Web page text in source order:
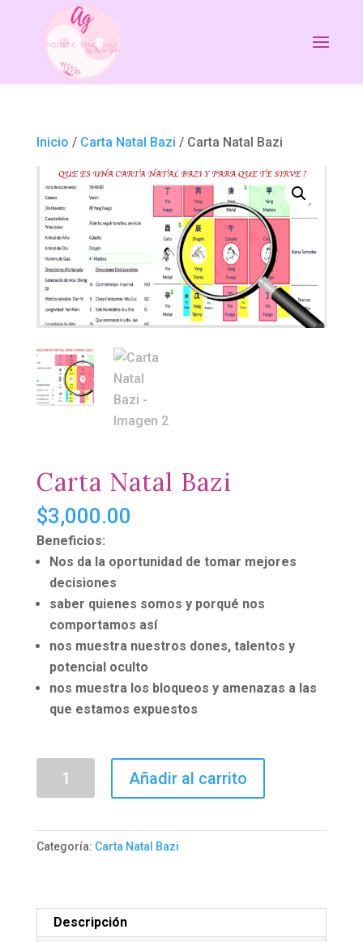
Inicio / Carta Natal Bazi / Carta Natal Bazi
Carta Natal Bazi
$3,000.00
Beneficios:
Nos da la oportunidad de tomar mejores
decisiones
saber quienes somos y porqué nos
comportamos así
nos muestra nuestros dones, talentos y
potencial oculto
nos muestra los bloqueos y amenazas a las
que estamos expuestos
Carta
cantidad
Añadir al carrito
Categoría: Carta Natal Bazi
Descripción